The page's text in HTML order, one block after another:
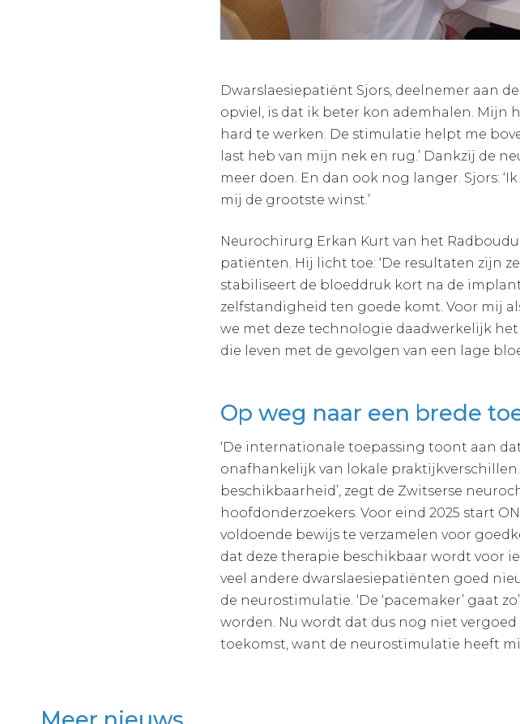
Dwarslaesiepatiënt Sjors, deelnemer aan
opviel, is dat ik beter kon ademhalen. Mijn
hard te werken. De stimulatie helpt me
last heb van mijn nek en rug.’ Dankzij de
meer doen. En dan ook nog langer. Sjors:
mij de grootste winst.’
Neurochirurg Erkan Kurt van het
patiënten. Hij licht toe: ‘De resultaten zijn
stabiliseert de bloeddruk kort na de
zelfstandigheid ten goede komt. Voor mij
we met deze technologie daadwerkelijk
die leven met de gevolgen van een lage
Op weg naar een brede
‘De internationale toepassing toont aan
onafhankelijk van lokale
beschikbaarheid’, zegt de Zwitserse
hoofdonderzoekers. Voor eind 2025 start
voldoende bewijs te verzamelen voor
dat deze therapie beschikbaar wordt voor
veel andere dwarslaesiepatiënten goed
de neurostimulatie. ‘De ‘pacemaker’ gaat
worden. Nu wordt dat dus nog niet
toekomst, want de neurostimulatie heeft